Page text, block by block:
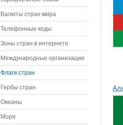
Валюты стран мира
Телефонные коды
Зоны стран в интернете
Международные организации
Флаги стран
Гербы стран
Океаны
Моря